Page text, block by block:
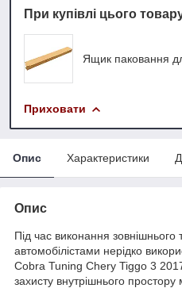
При купівлі цього
Ящик паковання
Приховати
Опис Характеристики
Опис
Під час виконання
автомобілістами нерідко
Cobra Tuning Chery Tiggo 3
захисту внутрішнього